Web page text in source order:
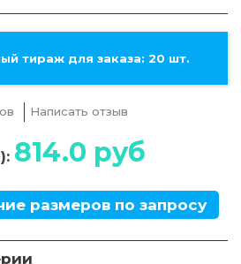
тираж для заказа: 20 шт.
Написать отзыв
814.0 руб
размеров по запросу